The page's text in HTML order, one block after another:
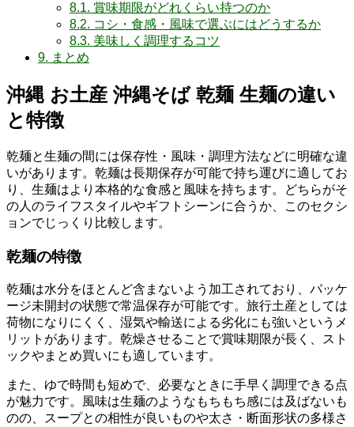
8.1. 賞味期限がどれくらい持つのか
8.2. コシ・食感・風味で選ぶにはどうするか
8.3. 美味しく調理するコツ
9. まとめ
沖縄 お土産 沖縄そば 乾麺 生麺の違い
と特徴
乾麺と生麺の間には保存性・風味・調理方法などに明確な違
いがあります。乾麺は長期保存が可能で持ち運びに適してお
り、生麺はより本格的な食感と風味を持ちます。どちらがそ
の人のライフスタイルやギフトシーンに合うか、このセクシ
ョンでじっくり比較します。
乾麺の特徴
乾麺は水分をほとんど含まないよう加工されており、パッケ
ージ未開封の状態で常温保存が可能です。旅行土産としては
荷物になりにくく、湿気や輸送による劣化にも強いというメ
リットがあります。乾燥させることで賞味期限が長く、スト
ックやまとめ買いにも適しています。
また、ゆで時間も短めで、必要なときに手早く調理できる点
が魅力です。風味は生麺のようなもちもち感には及ばないも
のの、スープとの相性が良いものや太さ・断面形状の多様さ